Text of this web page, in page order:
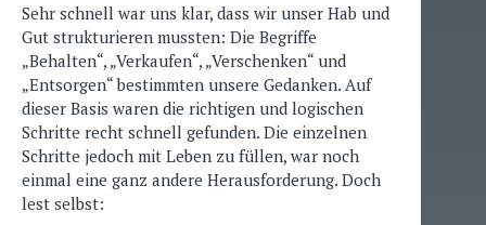
Sehr schnell war uns klar, dass wir unser Hab und
Gut strukturieren mussten: Die Begriffe
„Behalten“, „Verkaufen“, „Verschenken“ und
„Entsorgen“ bestimmten unsere Gedanken. Auf
dieser Basis waren die richtigen und logischen
Schritte recht schnell gefunden. Die einzelnen
Schritte jedoch mit Leben zu füllen, war noch
einmal eine ganz andere Herausforderung. Doch
lest selbst: